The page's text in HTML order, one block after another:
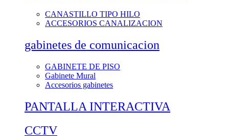
CANASTILLO TIPO HILO
ACCESORIOS CANALIZACION
gabinetes de comunicacion
GABINETE DE PISO
Gabinete Mural
Accesorios gabinetes
PANTALLA INTERACTIVA
CCTV